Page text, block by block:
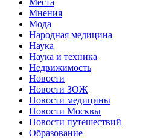
Мнения
Мода
Народная медицина
Наука
Наука и техника
Недвижимость
Новости
Новости ЗОЖ
Новости медицины
Новости Москвы
Новости путешествий
Образование